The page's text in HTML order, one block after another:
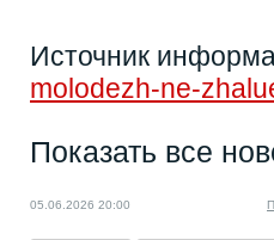
Источник
molodezh-ne-
Показать все
05.06.2026 20:00